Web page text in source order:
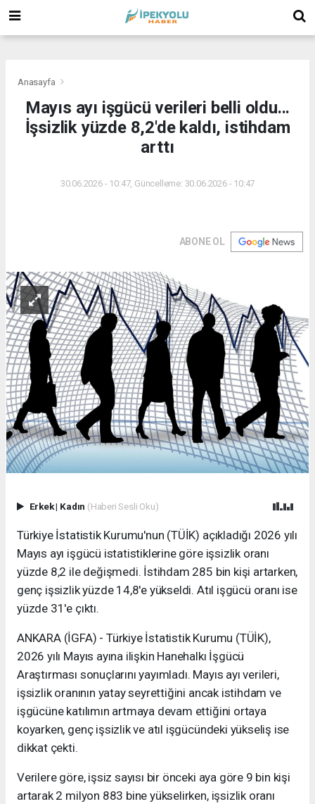
Anasayfa
Mayıs ayı işgücü verileri belli oldu...
İşsizlik yüzde 8,2'de kaldı, istihdam
arttı
30.06.2026 - 10:47, Güncelleme: 30.06.2026 - 10:47
ABONE OL
Erkek| Kadın (Haberi Sesli Oku)
Türkiye İstatistik Kurumu'nun (TÜİK) açıkladığı 2026 yılı
Mayıs ayı işgücü istatistiklerine göre işsizlik oranı
yüzde 8,2 ile değişmedi. İstihdam 285 bin kişi artarken,
genç işsizlik yüzde 14,8'e yükseldi. Atıl işgücü oranı ise
yüzde 31'e çıktı.
ANKARA (İGFA) - Türkiye İstatistik Kurumu (TÜİK),
2026 yılı Mayıs ayına ilişkin Hanehalkı İşgücü
Araştırması sonuçlarını yayımladı. Mayıs ayı verileri,
işsizlik oranının yatay seyrettiğini ancak istihdam ve
işgücüne katılımın artmaya devam ettiğini ortaya
koyarken, genç işsizlik ve atıl işgücündeki yükseliş ise
dikkat çekti.
Verilere göre, işsiz sayısı bir önceki aya göre 9 bin kişi
artarak 2 milyon 883 bine yükselirken, işsizlik oranı